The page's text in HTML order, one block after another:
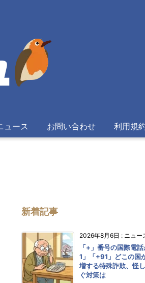
ュース お問い合わせ 利用規
新着記事
2026年8月6日 : ニュー
「+」番号の国際電
1」「+91」どこの
増する特殊詐欺、怪
ぐ対策は